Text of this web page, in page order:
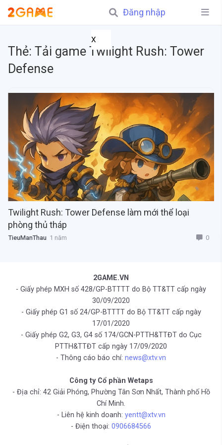
Đăng nhập
X
Thẻ: Tải game Twilight Rush: Tower
Defense
Twilight Rush: Tower Defense làm mới thể loại
phòng thủ tháp
TieuManThau 1 năm 0
2GAME.VN
- Giấy phép MXH số 428/GP-BTTTT do Bộ TT&TT cấp ngày
30/09/2020
- Giấy phép G1 số 24/GP-BTTTT do Bộ TT&TT cấp ngày
17/01/2020
- Giấy phép G2, G3, G4 số 174/GCN-PTTH&TTĐT do Cục
PTTH&TTĐT cấp ngày 17/09/2020
- Thông cáo báo chí: news@xtv.vn
Công ty Cổ phần Wetaps
- Địa chỉ: 42 Giải Phóng, Phường Tân Sơn Nhất, Thành phố Hồ
Chí Minh.
- Liên hệ kinh doanh: yentt@xtv.vn
- Điện thoại: 0906684566